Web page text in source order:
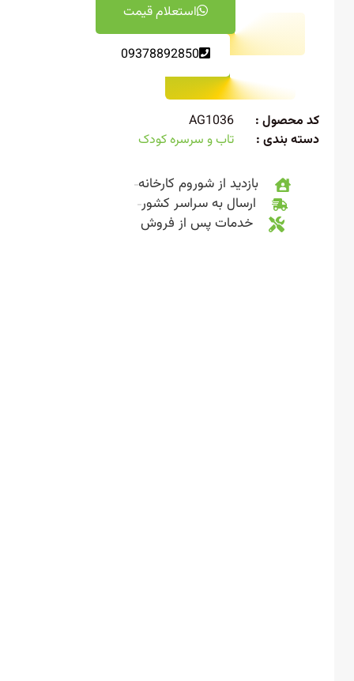
استعلام قیمت
09378892850
محصول :
AG1036
بندی :
تاب و سرسره کودک
بازدید از شوروم کارخانه
ارسال به سراسر کشور
خدمات پس از فروش